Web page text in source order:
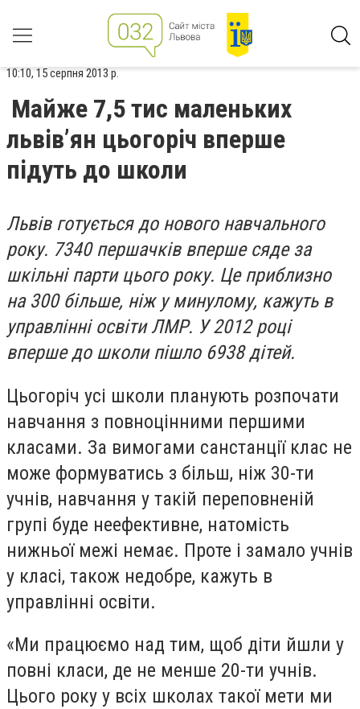
10:10, 15 серпня 2013 р.
Майже 7,5 тис маленьких
львів’ян цьогоріч вперше
підуть до школи
Львів готується до нового навчального
року. 7340 першачків вперше сяде за
шкільні парти цього року. Це приблизно
на 300 більше, ніж у минулому, кажуть в
управлінні освіти ЛМР. У 2012 році
вперше до школи пішло 6938 дітей.
Цьогоріч усі школи планують розпочати
навчання з повноцінними першими
класами. За вимогами санстанції клас не
може формуватись з більш, ніж 30-ти
учнів, навчання у такій переповненій
групі буде неефективне, натомість
нижньої межі немає. Проте і замало учнів
у класі, також недобре, кажуть в
управлінні освіти.
«Ми працюємо над тим, щоб діти йшли у
повні класи, де не менше 20-ти учнів.
Цього року у всіх школах такої мети ми